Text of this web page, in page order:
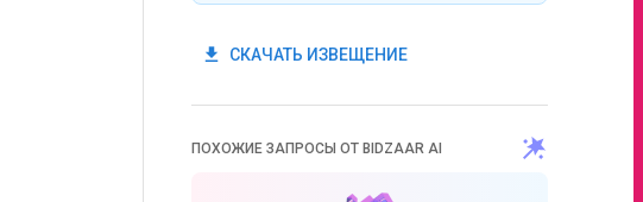
get_app СКАЧАТЬ ИЗВЕЩЕНИЕ
ПОХОЖИЕ ЗАПРОСЫ ОТ BIDZAAR AI